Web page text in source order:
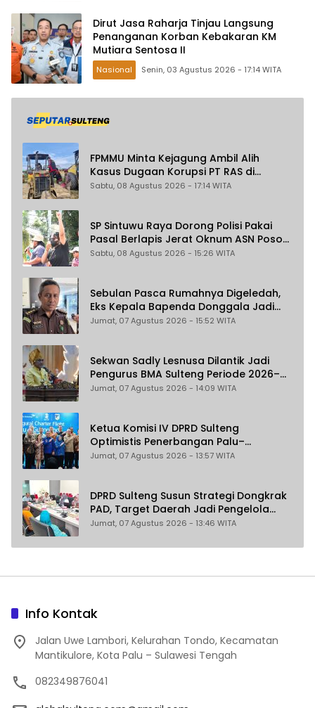
Dirut Jasa Raharja Tinjau Langsung
Penanganan Korban Kebakaran KM
Mutiara Sentosa II
Nasional Senin, 03 Agustus 2026 - 17:14 WITA
FPMMU Minta Kejagung Ambil Alih
Kasus Dugaan Korupsi PT RAS di
Morowali Utara
Sabtu, 08 Agustus 2026 - 17:14 WITA
SP Sintuwu Raya Dorong Polisi Pakai
Pasal Berlapis Jerat Oknum ASN Poso
Terlibat Dugaan Pelecehan Seksual
Sabtu, 08 Agustus 2026 - 15:26 WITA
Sebulan Pasca Rumahnya Digeledah,
Eks Kepala Bapenda Donggala Jadi
Tersangka Dugaan Korupsi
Jumat, 07 Agustus 2026 - 15:52 WITA
Sekwan Sadly Lesnusa Dilantik Jadi
Pengurus BMA Sulteng Periode 2026–
2031
Jumat, 07 Agustus 2026 - 14:09 WITA
Ketua Komisi IV DPRD Sulteng
Optimistis Penerbangan Palu–
Guangzhou Dongkrak Ekspor dan
Jumat, 07 Agustus 2026 - 13:57 WITA
DPRD Sulteng Susun Strategi Dongkrak
PAD, Target Daerah Jadi Pengelola
Sekaligus Penghasil
Jumat, 07 Agustus 2026 - 13:46 WITA
Info Kontak
Jalan Uwe Lambori, Kelurahan Tondo, Kecamatan
Mantikulore, Kota Palu – Sulawesi Tengah
082349876041